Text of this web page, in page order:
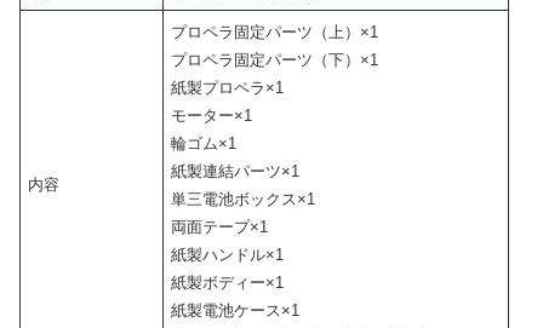
内容
プロペラ固定パーツ（上）×1
プロペラ固定パーツ（下）×1
紙製プロペラ×1
モーター×1
輪ゴム×1
紙製連結パーツ×1
単三電池ボックス×1
両面テープ×1
紙製ハンドル×1
紙製ボディー×1
紙製電池ケース×1